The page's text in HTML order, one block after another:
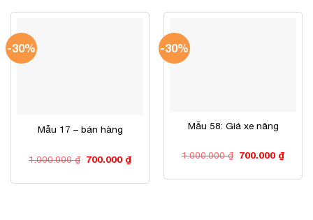
-30%
Mẫu 17 – bán hàng
1.000.000₫ Giá
1.000.000 ₫.
700.000 ₫Giá
là:
-30%
Mẫu 58: Giá xe nâng
1.000.000₫ Giá
1.000.000 ₫.
700.000 ₫Giá
là: